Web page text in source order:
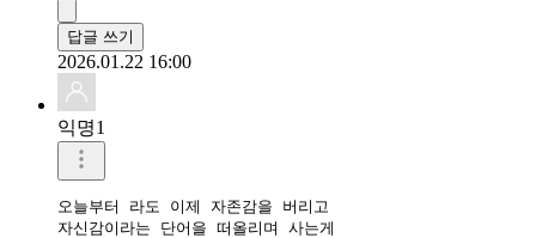
답글 쓰기
2026.01.22 16:00
익명1
오늘부터 라도 이제 자존감을 버리고
자신감이라는 단어을 떠올리며 사는게